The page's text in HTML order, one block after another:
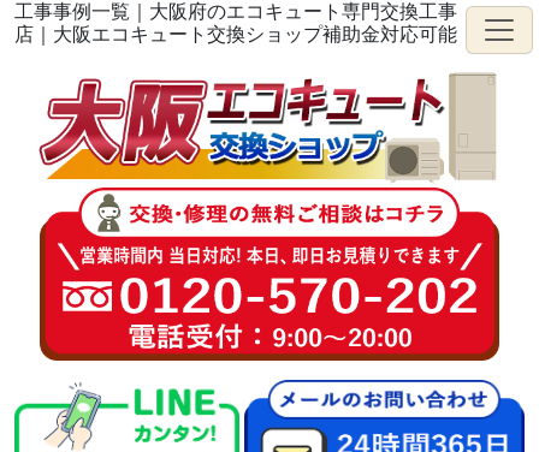
工事事例一覧｜大阪府のエコキュート専門交換工事
店｜大阪エコキュート交換ショップ補助金対応可能